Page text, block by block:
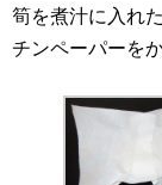
筍を煮汁に入れ
チンペーパーを